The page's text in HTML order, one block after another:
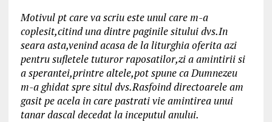
Motivul pt care va scriu este unul care m-a
coplesit,citind una dintre paginile sitului dvs.In
seara asta,venind acasa de la liturghia oferita azi
pentru sufletele tuturor raposatilor,zi a amintirii si
a sperantei,printre altele,pot spune ca Dumnezeu
m-a ghidat spre situl dvs.Rasfoind directoarele am
gasit pe acela in care pastrati vie amintirea unui
tanar dascal decedat la inceputul anului.